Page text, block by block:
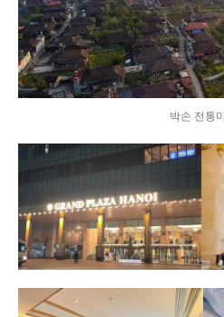
박손 전통